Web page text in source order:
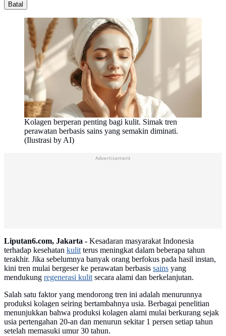
Batal
Kolagen berperan penting bagi kulit. Simak tren
perawatan berbasis sains yang semakin diminati.
(Ilustrasi by AI)
Advertisement
Liputan6.com, Jakarta - Kesadaran masyarakat Indonesia
terhadap kesehatan kulitterus meningkat dalam beberapa tahun
terakhir. Jika sebelumnya banyak orang berfokus pada hasil instan,
kini tren mulai bergeser ke perawatan berbasis sains yang
mendukung regenerasi kulitsecara alami dan berkelanjutan.
Salah satu faktor yang mendorong tren ini adalah menurunnya
produksi kolagen seiring bertambahnya usia. Berbagai penelitian
menunjukkan bahwa produksi kolagen alami mulai berkurang sejak
usia pertengahan 20-an dan menurun sekitar 1 persen setiap tahun
setelah memasuki umur 30 tahun.